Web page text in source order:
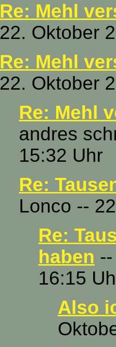
Re: Mehl
22. Oktober
Re: Mehl
22. Oktober
Re: Mehl
andres
15:32 Uhr
Re:
Lonco --
Re:
haben
16:15
Also